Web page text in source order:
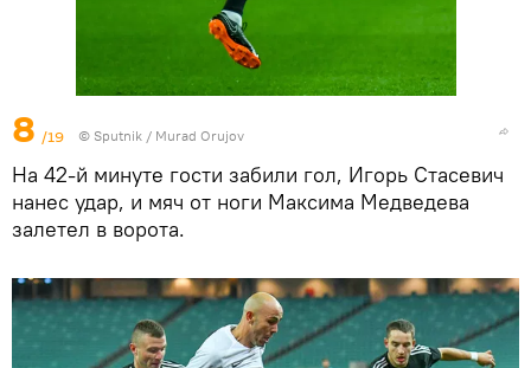
8 /19 © Sputnik / Murad Orujov
На 42-й минуте гости забили гол, Игорь Стасевич
нанес удар, и мяч от ноги Максима Медведева
залетел в ворота.